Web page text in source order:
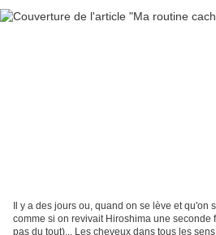
Il y a des jours ou, quand on se lève et qu'on
comme si on revivait Hiroshima une seconde
pas du tout)... Les cheveux dans tous les